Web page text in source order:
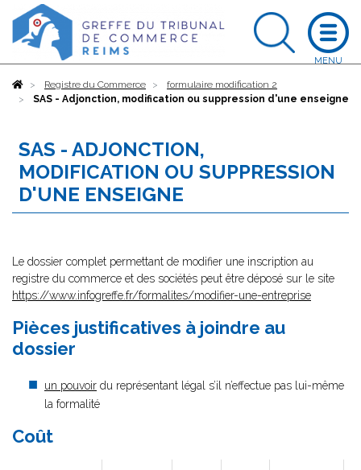
AccueilRegistre du Commerce
formulaire modification 2
SAS - Adjonction, modification ou suppression d'une enseigne
SAS - ADJONCTION,
MODIFICATION OU SUPPRESSION
D'UNE ENSEIGNE
Le dossier complet permettant de modifier une inscription au
registre du commerce et des sociétés peut être déposé sur le site
https://www.infogreffe.fr/formalites/modifier-une-entreprise
Pièces justificatives à joindre au
dossier
un pouvoir du représentant légal s’il n’effectue pas lui-même
la formalité
Coût